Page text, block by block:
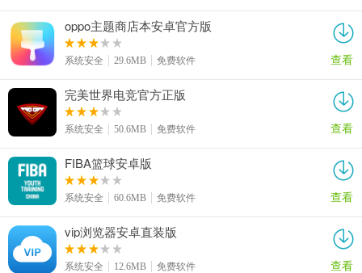
oppo主题商店本安卓官方版
系统安全 29.6MB 免费软件 查看
完美世界电竞官方正版
系统安全 50.6MB 免费软件 查看
FIBA篮球安卓版
系统安全 60.6MB 免费软件 查看
vip浏览器安卓直装版
系统安全 12.6MB 免费软件 查看